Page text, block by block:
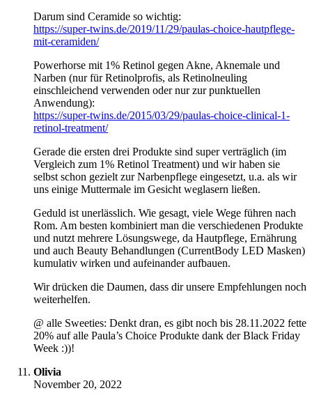
Darum sind Ceramide so wichtig:
https://super-twins.de/2019/11/29/paulas-choice-hautpflege-
mit-ceramiden/
Powerhorse mit 1% Retinol gegen Akne, Aknemale und
Narben (nur für Retinolprofis, als Retinolneuling
einschleichend verwenden oder nur zur punktuellen
Anwendung):
https://super-twins.de/2015/03/29/paulas-choice-clinical-1-
retinol-treatment/
Gerade die ersten drei Produkte sind super verträglich (im
Vergleich zum 1% Retinol Treatment) und wir haben sie
selbst schon gezielt zur Narbenpflege eingesetzt, u.a. als wir
uns einige Muttermale im Gesicht weglasern ließen.
Geduld ist unerlässlich. Wie gesagt, viele Wege führen nach
Rom. Am besten kombiniert man die verschiedenen Produkte
und nutzt mehrere Lösungswege, da Hautpflege, Ernährung
und auch Beauty Behandlungen (CurrentBody LED Masken)
kumulativ wirken und aufeinander aufbauen.
Wir drücken die Daumen, dass dir unsere Empfehlungen noch
weiterhelfen.
@ alle Sweeties: Denkt dran, es gibt noch bis 28.11.2022 fette
20% auf alle Paula’s Choice Produkte dank der Black Friday
Week :))!
Olivia
November 20, 2022